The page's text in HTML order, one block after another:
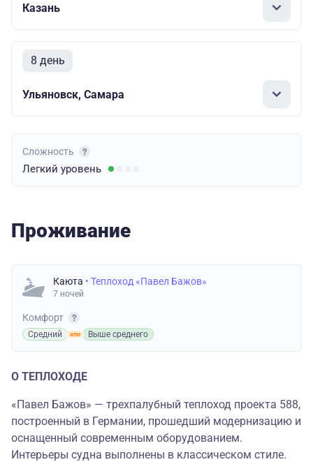
Казань
8 день
Ульяновск, Самара
Сложность
Легкий уровень
Проживание
Каюта • Теплоход «Павел Бажов»
7 ночей
Комфорт
Средний Выше среднего
О ТЕПЛОХОДЕ
«Павел Бажов» — трехпалубный теплоход проекта 588,
построенный в Германии, прошедший модернизацию и
оснащенный современным оборудованием.
Интерьеры судна выполнены в классическом стиле.